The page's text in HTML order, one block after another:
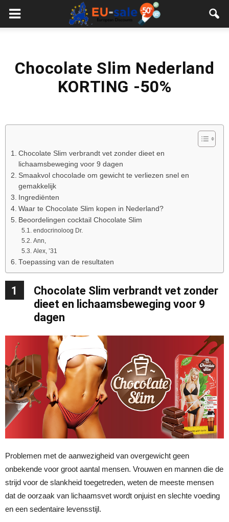
European
Chocolate Slim Nederland
KORTING -50%
Chocolate Slim verbrandt vet zonder dieet en
lichaamsbeweging voor 9 dagen
Smaakvol chocolade om gewicht te verliezen snel en
gemakkelijk
Ingrediënten
Waar te Chocolate Slim kopen in Nederland?
Beoordelingen cocktail Chocolate Slim
endocrinoloog Dr.
Ann,
Alex, ’31
Toepassing van de resultaten
1
Chocolate Slim verbrandt vet zonder
dieet en lichaamsbeweging voor 9
dagen
Problemen met de aanwezigheid van overgewicht geen
onbekende voor groot aantal mensen. Vrouwen en mannen die de
strijd voor de slankheid toegetreden, weten de meeste mensen
dat de oorzaak van lichaamsvet wordt onjuist en slechte voeding
en een sedentaire levensstijl.